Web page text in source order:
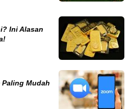
Ini Alasan
Paling Mudah